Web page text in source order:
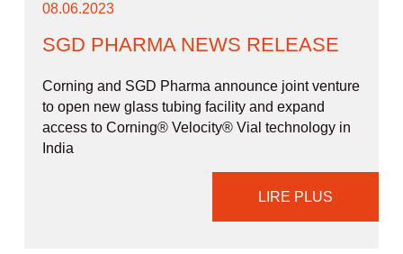
08.06.2023
SGD PHARMA NEWS RELEASE
Corning and SGD Pharma announce joint venture
to open new glass tubing facility and expand
access to Corning® Velocity® Vial technology in
India
LIRE PLUS